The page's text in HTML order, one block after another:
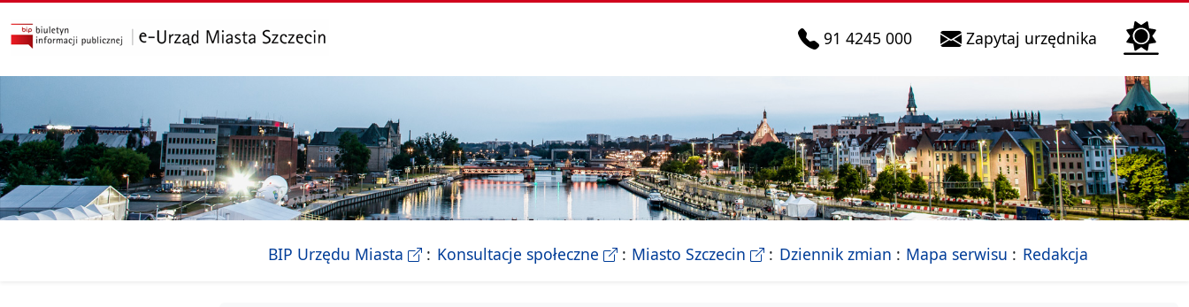
przejdź do głównego menu
telefon do infolinii:
91 4245 000 Zapytaj urzędnika Biura
BIP Urzędu Miasta - Biletyn Informacji Publicznej Urzedu Miasta Szczecin
Konsultacje społeczne- strona konsultacji Miasta Szczecin
Miasto Szczecin - Oficjalna strona Miasta Szczecin
Dziennik zmian Mapa serwisu - drzewko rozdziałów
Redakcja